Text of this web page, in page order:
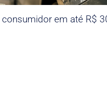
em até R$